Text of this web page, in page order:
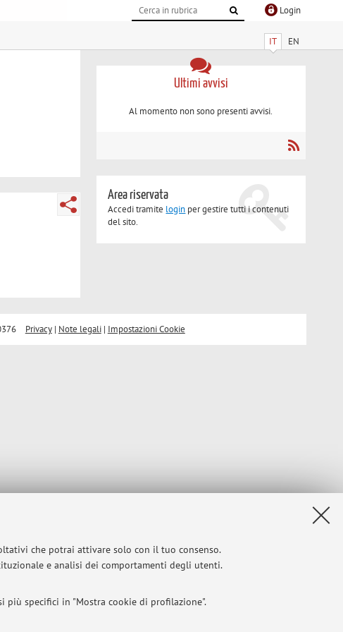
che potrai attivare solo con il tuo consenso.
e analisi dei comportamenti degli utenti.
più specifici in "Mostra cookie di profilazione".
Login
IT EN
Ultimi avvisi
Al momento non sono presenti avvisi.
Area riservata
Accedi tramite login per gestire tutti i contenuti
del sito.
Privacy| Note legali| Impostazioni Cookie